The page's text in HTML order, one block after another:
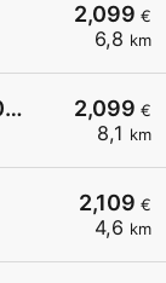
2,099 €
6,8 km
2,099 €
8,1 km
JET POTSDAM ZEPPELINSTR. 130-131
2,109 €
4,6 km